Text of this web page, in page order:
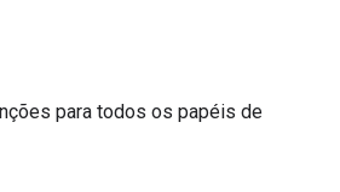
para todos os papéis de